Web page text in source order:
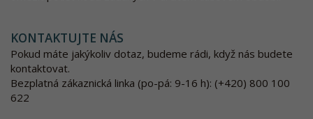
KONTAKTUJTE NÁS
Pokud máte jakýkoliv dotaz, budeme rádi, když nás budete
kontaktovat.
Bezplatná zákaznická linka (po-pá: 9-16 h): (+420) 800 100
622